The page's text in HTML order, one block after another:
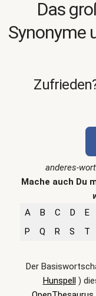
Das
Synonyme
anderes-
Mache auch Du
A
B C D E
P
Q R S T
Der
Hunspell)